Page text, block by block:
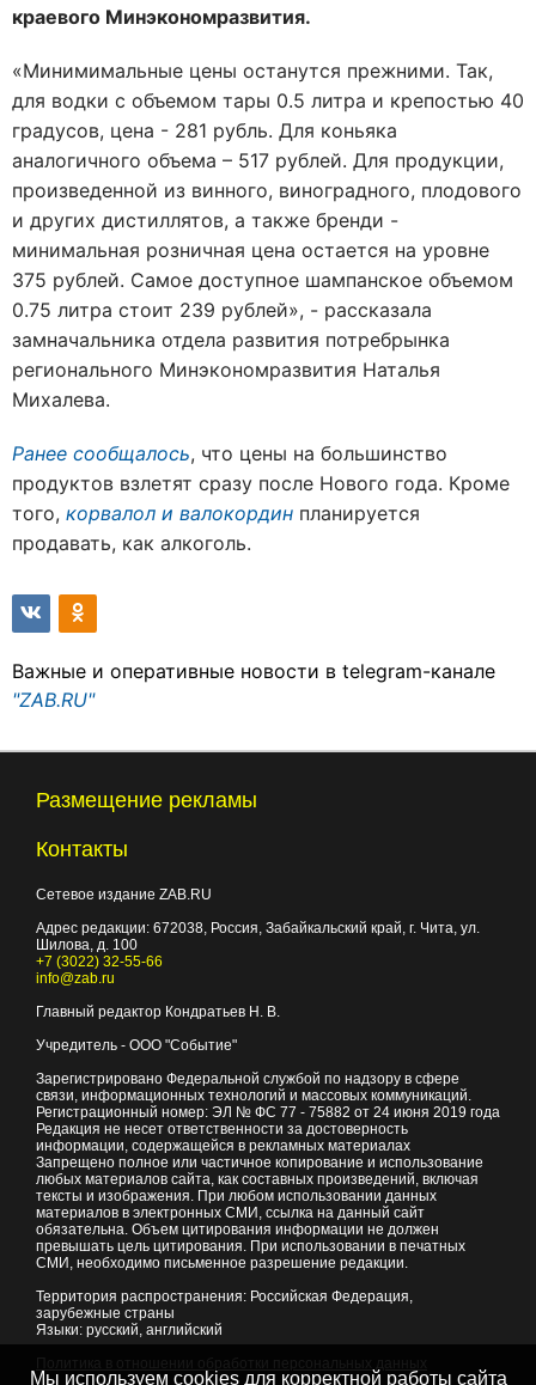
краевого Минэкономразвития.
«Минимимальные цены останутся прежними. Так,
для водки с объемом тары 0.5 литра и крепостью 40
градусов, цена - 281 рубль. Для коньяка
аналогичного объема – 517 рублей. Для продукции,
произведенной из винного, виноградного, плодового
и других дистиллятов, а также бренди -
минимальная розничная цена остается на уровне
375 рублей. Самое доступное шампанское объемом
0.75 литра стоит 239 рублей», - рассказала
замначальника отдела развития потребрынка
регионального Минэкономразвития Наталья
Михалева.
Ранее сообщалось, что цены на большинство
продуктов взлетят сразу после Нового года. Кроме
того, корвалол и валокордин планируется
продавать, как алкоголь.
Важные и оперативные новости в telegram-канале
"ZAB.RU"
Размещение рекламы
Контакты
Сетевое издание ZAB.RU
Адрес редакции: 672038 , Россия, Забайкальский край, г. Чита ул.
Шилова, д. 100
+7 (3022) 32-55-66
info@zab.ru
Главный редактор Кондратьев Н. В.
Учредитель - ООО "Событие"
Зарегистрировано Федеральной службой по надзору в сфере
связи, информационных технологий и массовых коммуникаций.
Регистрационный номер: ЭЛ № ФС 77 - 75882 от 24 июня 2019 года
Редакция не несет ответственности за достоверность
информации, содержащейся в рекламных материалах
Запрещено полное или частичное копирование и использование
любых материалов сайта, как составных произведений, включая
тексты и изображения. При любом использовании данных
материалов в электронных СМИ, ссылка на данный сайт
обязательна. Объем цитирования информации не должен
превышать цель цитирования. При использовании в печатных
СМИ, необходимо письменное разрешение редакции.
Территория распространения: Российская Федерация,
зарубежные страны
Языки: русский, английский
Мы используем cookies для корректной работы сайта